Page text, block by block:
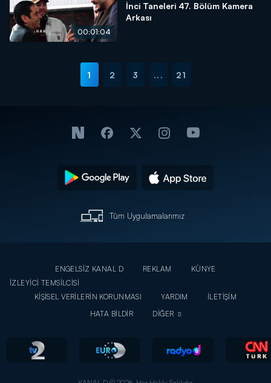
00:01:04
İnci Taneleri 47. Bölüm Kamera
Arkası
1 2 3 ... 21
Tüm Uygulamalarımız
ENGELSİZ KANAL D REKLAM
KÜNYE
İZLEYİCİ TEMSİLCİSİ
KİŞİSEL VERİLERİN KORUNMASI
YARDIM
İLETİŞİM
HATA BİLDİR
DİĞER